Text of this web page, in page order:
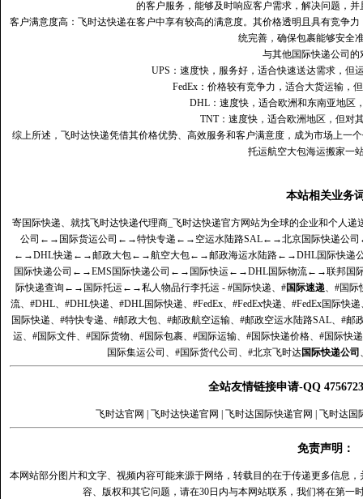
的客户服务，能够及时响应客户需求，解决问题，
客户满意度高‌：飞时达快递在客户中享有较高的满意度。其价格透明且具有竞争
统完善，确保包裹能够安全
与其他国际快递公司的
UPS：速度快，服务好，适合快速送达需求，但
FedEx：价格较有竞争力，适合大货运输，
DHL：速度快，适合欧洲和东南亚地区
TNT：速度快，适合欧洲地区，但对
综上所述，飞时达快递凭借其价格优势、高效服务和客户满意度，成为市场上一
托运航空大包海运搬家一
本站相关业务
寄国际快递、就找飞时达快递代理商_飞时达快递官方网站为全球的企业和个人递
公司 ←→ 国际货运公司 ←→特快专递 ←→ 空运水陆路SAL←→北京国际快递公司
←→DHL快递 ←→邮政大包←→航空大包←→邮政海运水陆路←→DHL国际快递
国际快递公司 ←→EMS国际快递公司 ←→ 国际快运←→DHL国际物流←→联邦国
际快递查询 ←→ 国际托运←→私人物品行李托运 - #国际快递、#国际速递、#国际
流、#DHL、#DHL快递、#DHL国际快递、#FedEx、#FedEx快递、#FedEx国际快
国际快递、#特快专递、#邮政大包、#邮政航空运输、#邮政空运水陆路SAL、#
运、#国际文件、#国际货物、#国际包裹、#国际运输、#国际快递价格、#国际快
国际集运公司、#国际货代公司、#北京飞时达国际快递公司
全站友情链接申请-QQ
飞时达官网 飞时达快递官网 飞时达国际快递官网 飞时达国
免责声明：
本网站部分图片和文字、视频内容可能来源于网络，转载目的在于传递更多信息
容、版权和其它问题，请在30日内与本网站联系，我们将在第一